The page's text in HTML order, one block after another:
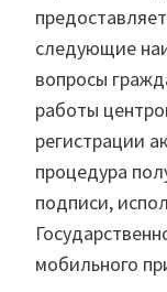
следующие
вопросы
работы
регистрации
процедура
подписи,
мобильного